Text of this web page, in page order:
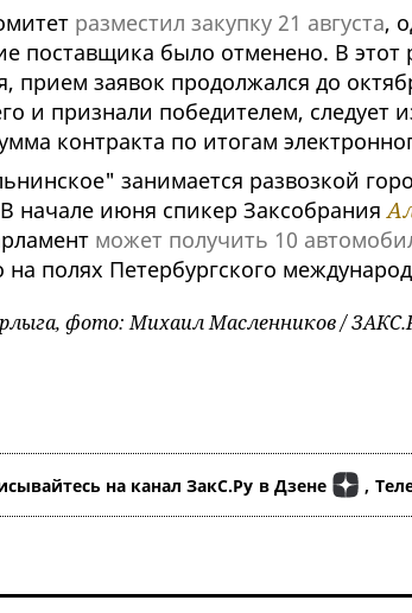
разместил закупку 21 августа,
поставщика было отменено. В этот
прием заявок продолжался до
и признали победителем, следует
контракта по итогам
занимается развозкой
В начале июня спикер Заксобрания
может получить 10
на полях Петербургского
фото: Михаил Масленников /
на канал ЗакС.Ру в Дзене ,